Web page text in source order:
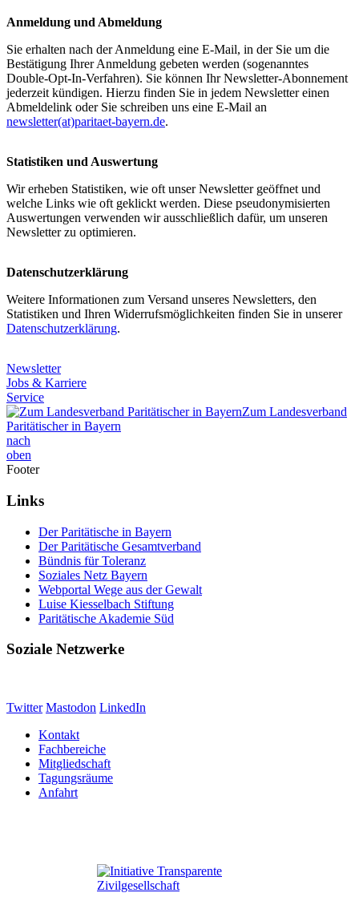
Anmeldung und Abmeldung
Sie erhalten nach der Anmeldung eine E-Mail, in der Sie um die
Bestätigung Ihrer Anmeldung gebeten werden (sogenanntes
Double-Opt-In-Verfahren). Sie können Ihr Newsletter-Abonnement
jederzeit kündigen. Hierzu finden Sie in jedem Newsletter einen
Abmeldelink oder Sie schreiben uns eine E-Mail an
newsletter(at)paritaet-bayern.de.
Statistiken und Auswertung
Wir erheben Statistiken, wie oft unser Newsletter geöffnet und
welche Links wie oft geklickt werden. Diese pseudonymisierten
Auswertungen verwenden wir ausschließlich dafür, um unseren
Newsletter zu optimieren.
Datenschutzerklärung
Weitere Informationen zum Versand unseres Newsletters, den
Statistiken und Ihren Widerrufsmöglichkeiten finden Sie in unserer
Datenschutzerklärung.
Newsletter
Jobs & Karriere
Service
Zum Landesverband
Paritätischer in Bayern
nach
oben
Footer
Links
Der Paritätische in Bayern
Der Paritätische Gesamtverband
Bündnis für Toleranz
Soziales Netz Bayern
Webportal Wege aus der Gewalt
Luise Kiesselbach Stiftung
Paritätische Akademie Süd
Soziale Netzwerke
Twitter Mastodon LinkedIn
Kontakt
Fachbereiche
Mitgliedschaft
Tagungsräume
Anfahrt